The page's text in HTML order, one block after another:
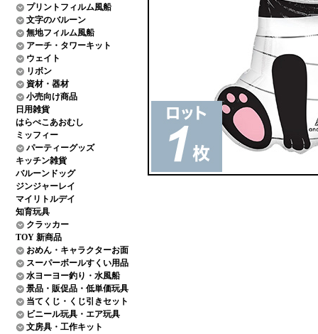
プリントフィルム風船
文字のバルーン
無地フィルム風船
アーチ・タワーキット
ウェイト
リボン
資材・器材
小売向け商品
日用雑貨
はらぺこあおむし
ミッフィー
パーティーグッズ
キッチン雑貨
バルーンドッグ
ジンジャーレイ
マイリトルデイ
知育玩具
クラッカー
TOY 新商品
おめん・キャラクターお面
スーパーボールすくい用品
水ヨーヨー釣り・水風船
景品・販促品・低単価玩具
当てくじ・くじ引きセット
ビニール玩具・エア玩具
文房具・工作キット